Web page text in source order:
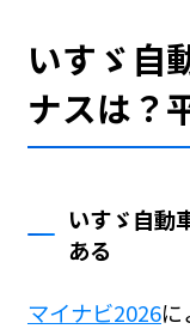
いすゞ自
ナスは？
いすゞ自動
ある
マイナビ2026に